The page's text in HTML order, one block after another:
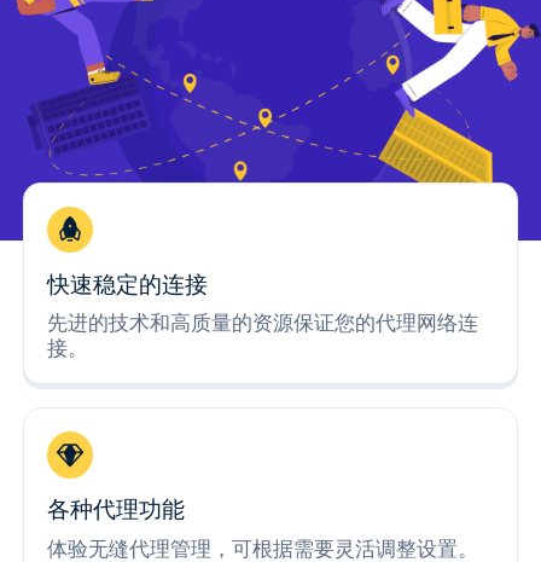
快速稳定的连接
先进的技术和高质量的资源保证您的代理网络连
接。
各种代理功能
体验无缝代理管理，可根据需要灵活调整设置。